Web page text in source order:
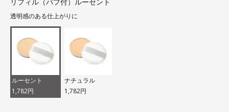
透明感のある仕上がりに
ルーセント
1,782円
ナチュラル
1,782円